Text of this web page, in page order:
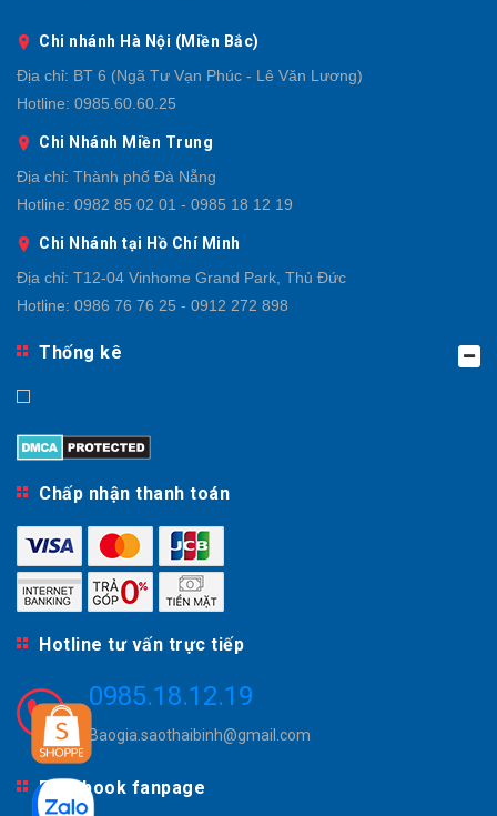
Chi nhánh Hà Nội (Miền Bắc)
Địa chỉ: BT 6 (Ngã Tư Vạn Phúc - Lê Văn Lương)
Hotline: 0985.60.60.25
Chi Nhánh Miền Trung
Địa chỉ: Thành phố Đà Nẵng
Hotline: 0982 85 02 01 - 0985 18 12 19
Chi Nhánh tại Hồ Chí Minh
Địa chỉ: T12-04 Vinhome Grand Park, Thủ Đức
Hotline: 0986 76 76 25 - 0912 272 898
Thống kê
Chấp nhận thanh toán
Hotline tư vấn trực tiếp
0985.18.12.19
Baogia.saothaibinh@gmail.com
Facebook fanpage